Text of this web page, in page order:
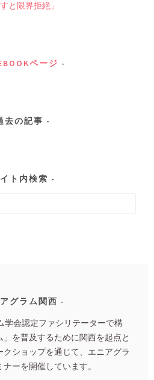
と限界拒絶」
ページ
去の記事
ト内検索
グラム関西
学会認定ファシリテーターで構
を普及するために関西を起点と
クショップを通じて、エニアグラ
ーを開催しています。